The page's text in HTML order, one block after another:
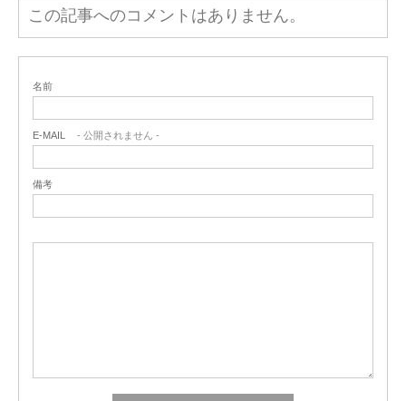
この記事へのコメントはありません。
名前
E-MAIL - 公開されません -
備考